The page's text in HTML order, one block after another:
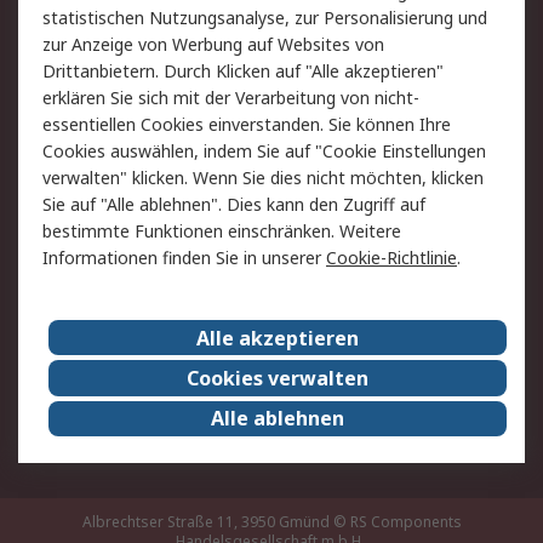
Hilfe
Rechtliches
RS Verkaufs- und
Lieferbedingungen
Datenschutz
Cookie-Richtlinie
Zahlungsbedingungen
Impressum
Webseite Konditionen
RS weltweit
Karriere bei RS
Nachhaltigkeit
Qualität/Zertifikate
Presse-Center
Event-Center
Albrechtser Straße 11, 3950 Gmünd © RS Components
statistischen Nutzungsanalyse, zur Personalisierung und
zur Anzeige von Werbung auf Websites von
Drittanbietern. Durch Klicken auf "Alle akzeptieren"
erklären Sie sich mit der Verarbeitung von nicht-
essentiellen Cookies einverstanden. Sie können Ihre
Cookies auswählen, indem Sie auf "Cookie Einstellungen
verwalten" klicken. Wenn Sie dies nicht möchten, klicken
Sie auf "Alle ablehnen". Dies kann den Zugriff auf
bestimmte Funktionen einschränken. Weitere
Informationen finden Sie in unsererCookie-Richtlinie.
Alle akzeptieren
Cookies verwalten
Alle ablehnen